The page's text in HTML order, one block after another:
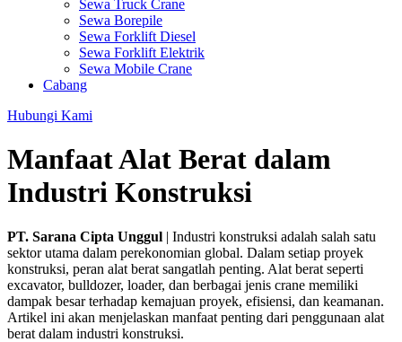
Sewa Truck Crane
Sewa Borepile
Sewa Forklift Diesel
Sewa Forklift Elektrik
Sewa Mobile Crane
Cabang
Hubungi Kami
Manfaat Alat Berat dalam
Industri Konstruksi
PT. Sarana Cipta Unggul | Industri konstruksi adalah salah satu
sektor utama dalam perekonomian global. Dalam setiap proyek
konstruksi, peran alat berat sangatlah penting. Alat berat seperti
excavator, bulldozer, loader, dan berbagai jenis crane memiliki
dampak besar terhadap kemajuan proyek, efisiensi, dan keamanan.
Artikel ini akan menjelaskan manfaat penting dari penggunaan alat
berat dalam industri konstruksi.